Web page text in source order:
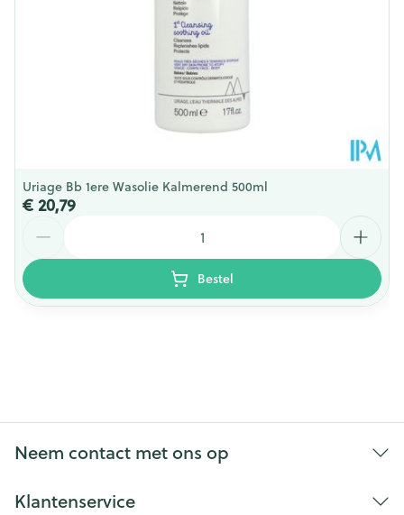
Kamertemperatuur (15°C -
25°C)
Uriage Bb 1ere Wasolie Kalmerend 500ml
€ 20,79
Bestel
Neem contact met ons op
Klantenservice